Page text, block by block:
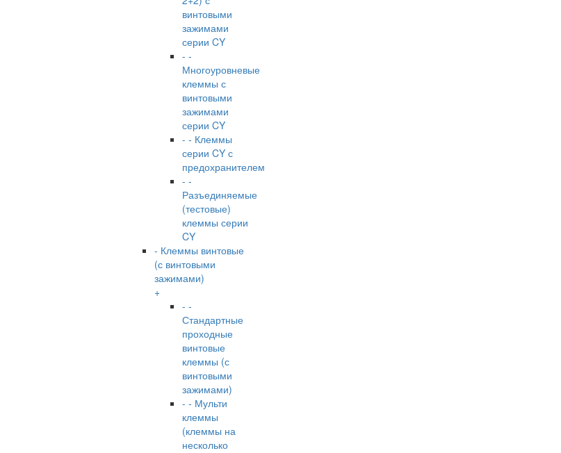
винтовыми
зажимами
серии CY
- -
Многоуровневые
клеммы с
винтовыми
зажимами
серии CY
- - Клеммы
серии CY с
предохранителем
- -
Разъединяемые
(тестовые)
клеммы серии
CY
- Клеммы винтовые
(с винтовыми
зажимами)
+
- -
Стандартные
проходные
винтовые
клеммы (с
винтовыми
зажимами)
- - Мульти
клеммы
(клеммы на
несколько